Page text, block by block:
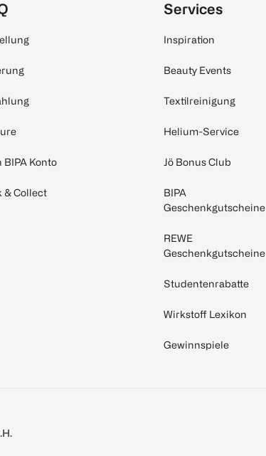
BIPA Konto
& Collect
Services
Inspiration
Beauty Events
Textilreinigung
Helium-Service
Jö Bonus Club
BIPA
Geschenkgutscheine
REWE
Geschenkgutscheine
Studentenrabatte
Wirkstoff Lexikon
Gewinnspiele